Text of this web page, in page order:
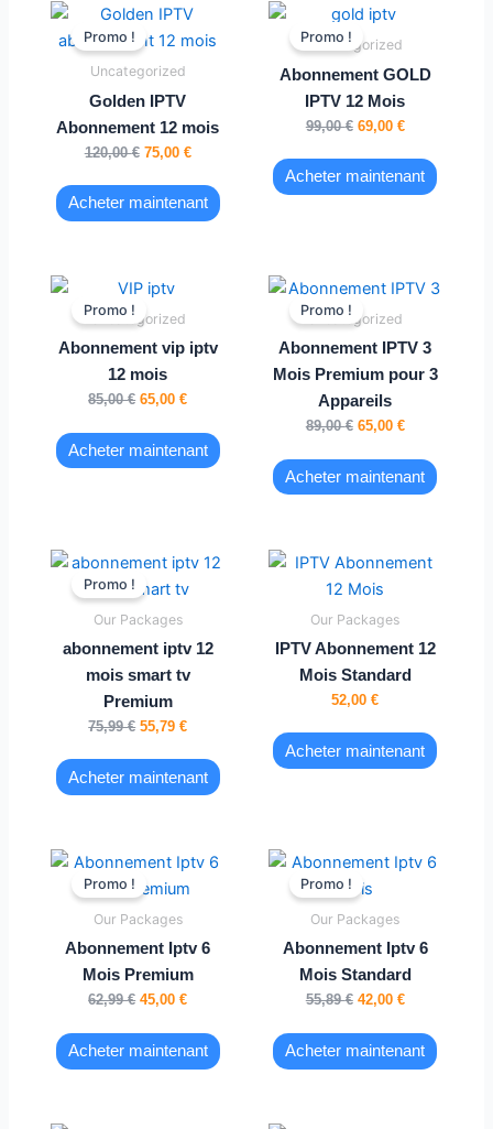
Promo !
Uncategorized
Golden IPTV
Abonnement 12 mois
120,00€
Le
initial
était :
75,00 €
Le
actuel
Acheter maintenant
Promo !
Uncategorized
Abonnement GOLD
IPTV 12 Mois
99,00€
Le
prix
initial
était :
99,00 €.
69,00 €
est :
69,00 €.
Acheter maintenant
Promo !
Uncategorized
Abonnement vip iptv
12 mois
85,00€
Le
prix
initial
était :
85,00 €.
65,00€
est :
65,00 €.
Acheter maintenant
Promo !
Uncategorized
Abonnement IPTV 3
Mois Premium pour 3
Appareils
89,00€
Le
initial
était :
89,00 €.
65,00 €
Le
est :
65,00 €.
Acheter maintenant
Promo !
Our Packages
abonnement iptv 12
mois smart tv
Premium
75,99€
Le
initial
était :
75,99 €.
55,79€
Le
actuel
Acheter maintenant
Our Packages
IPTV Abonnement 12
Mois Standard
52,00€
Acheter maintenant
Promo !
Our Packages
Abonnement Iptv 6
Mois Premium
62,99€
Le
initial
était :
62,99 €.
45,00€
Le
actuel
Acheter maintenant
Promo !
Our Packages
Abonnement Iptv 6
Mois Standard
55,89€
Le
initial
était :
55,89 €.
42,00 €
Le
Acheter maintenant